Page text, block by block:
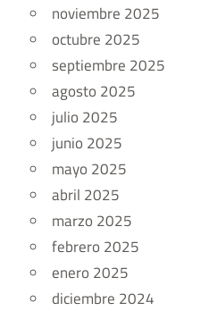
noviembre 2025
octubre 2025
septiembre 2025
agosto 2025
julio 2025
junio 2025
mayo 2025
abril 2025
marzo 2025
febrero 2025
enero 2025
diciembre 2024